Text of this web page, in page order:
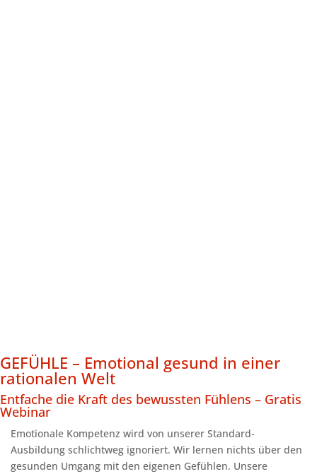
GEFÜHLE – Emotional gesund in einer
rationalen Welt
Entfache die Kraft des bewussten Fühlens – Gratis
Webinar
Emotionale Kompetenz wird von unserer Standard-
Ausbildung schlichtweg ignoriert. Wir lernen nichts über den
gesunden Umgang mit den eigenen Gefühlen. Unsere